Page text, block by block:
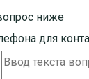
ниже
для